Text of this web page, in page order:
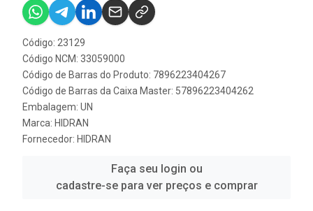
Código: 23129
Código NCM: 33059000
Código de Barras do Produto: 7896223404267
Código de Barras da Caixa Master: 57896223404262
Embalagem: UN
Marca: HIDRAN
Fornecedor: HIDRAN
Faça seu login ou
cadastre-se para ver preços e comprar